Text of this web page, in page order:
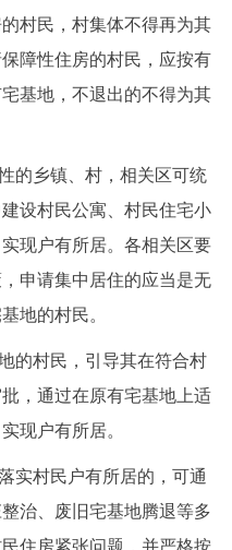
村民，村集体不得再为其
障性住房的村民，应按有
基地，不退出的不得为其
乡镇、村，相关区可统
设村民公寓、村民住宅小
现户有所居。各相关区要
申请集中居住的应当是无
地的村民。
村民，引导其在符合村
，通过在原有宅基地上适
现户有所居。
村民户有所居的，可通
治、废旧宅基地腾退等多
住房紧张问题，并严格按